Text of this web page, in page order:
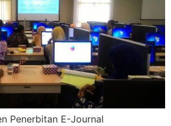
Penerbitan E-Journal